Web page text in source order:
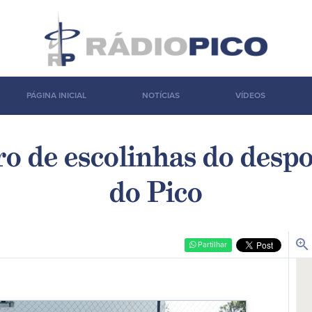
PÁGINA INICIAL NOTÍCIAS VÍDEOS
de escolinhas do
do Pico
Partilhar zoom_in